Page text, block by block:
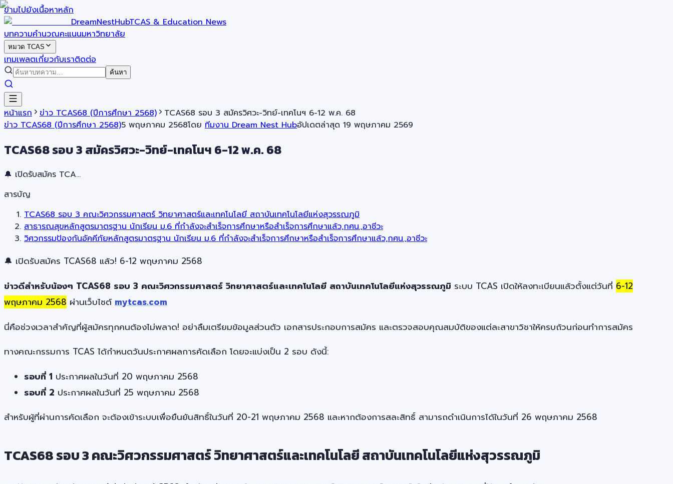
ข้ามไปยังเนื้อหาหลัก
DreamNestHubTCAS & Education News
บทความคำนวณคะแนนมหาวิทยาลัย
หมวด TCAS
เทมเพลตเกี่ยวกับเราติดต่อ
ค้นหา
หน้าแรก ข่าว TCAS68 (ปีการศึกษา 2568)
TCAS68 รอบ 3 สมัครวิศวะ-วิทย์-เทคโนฯ 6-12 พ.ค. 68
ข่าว TCAS68 (ปีการศึกษา 2568)5 พฤษภาคม 2568โดย ทีมงาน Dream Nest Hubอัปเดตล่าสุด 19 พฤษภาคม 2569
TCAS68 รอบ 3 สมัครวิศวะ-วิทย์-เทคโนฯ 6-12 พ.ค. 68
🔔 เปิดรับสมัคร TCA…
สารบัญ
TCAS68 รอบ 3 คณะวิศวกรรมศาสตร์ วิทยาศาสตร์และเทคโนโลยี สถาบันเทคโนโลยีแห่งสุวรรณภูมิ
สาธารณสุขหลักสูตรมาตรฐาน นักเรียน ม.6 ที่กำลังจะสำเร็จการศึกษาหรือสำเร็จการศึกษาแล้ว,กศน.,อาชีวะ
วิศวกรรมป้องกันอัคคีภัยหลักสูตรมาตรฐาน นักเรียน ม.6 ที่กำลังจะสำเร็จการศึกษาหรือสำเร็จการศึกษาแล้ว,กศน.,อาชีวะ
🔔 เปิดรับสมัคร TCAS68 แล้ว! 6-12 พฤษภาคม 2568
ข่าวดีสำหรับน้องๆ TCAS68 รอบ 3 คณะวิศวกรรมศาสตร์ วิทยาศาสตร์และเทคโนโลยี สถาบันเทคโนโลยีแห่งสุวรรณภูมิ ระบบ TCAS เปิดให้ลงทะเบียนแล้วตั้งแต่วันที่ 6-12
พฤษภาคม 2568 ผ่านเว็บไซต์ mytcas.com
นี่คือช่วงเวลาสำคัญที่ผู้สมัครทุกคนต้องไม่พลาด! อย่าลืมเตรียมข้อมูลส่วนตัว เอกสารประกอบการสมัคร และตรวจสอบคุณสมบัติของแต่ละสาขาวิชาให้ครบถ้วนก่อนทำการสมัคร
ทางคณะกรรมการ TCAS ได้กำหนดวันประกาศผลการคัดเลือก โดยจะแบ่งเป็น 2 รอบ ดังนี้:
รอบที่ 1 ประกาศผลในวันที่ 20 พฤษภาคม 2568
รอบที่ 2 ประกาศผลในวันที่ 25 พฤษภาคม 2568
สำหรับผู้ที่ผ่านการคัดเลือก จะต้องเข้าระบบเพื่อยืนยันสิทธิ์ในวันที่ 20-21 พฤษภาคม 2568 และหากต้องการสละสิทธิ์ สามารถดำเนินการได้ในวันที่ 26 พฤษภาคม 2568
TCAS68 รอบ 3 คณะวิศวกรรมศาสตร์ วิทยาศาสตร์และเทคโนโลยี สถาบันเทคโนโลยีแห่งสุวรรณภูมิ